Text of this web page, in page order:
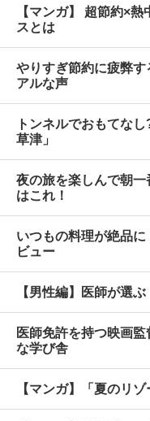
【マンガ】 超節約×
スとは
やりすぎ節約に疲弊
アルな声
トンネルでおもてな
草津」
夜の旅を楽しんで朝
はこれ！
いつもの料理が絶品
ビュー
【男性編】医師が選
医師免許を持つ映画
な学び舎
【マンガ】「夏のリ